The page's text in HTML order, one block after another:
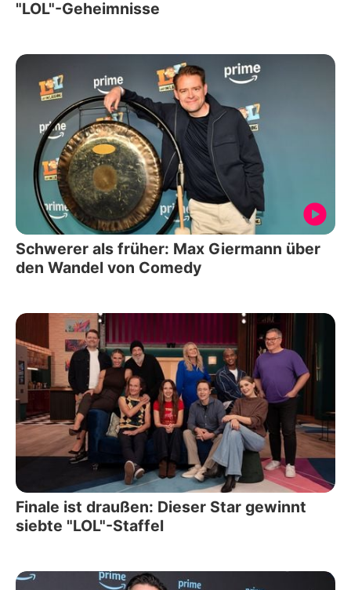
"LOL"-Geheimnisse
Schwerer als früher: Max Giermann über
den Wandel von Comedy
Finale ist draußen: Dieser Star gewinnt
siebte "LOL"-Staffel